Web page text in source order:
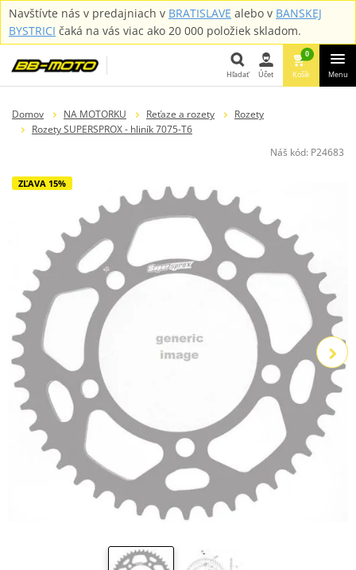
Navštívte nás v predajniach v BRATISLAVE alebo v BANSKEJ
BYSTRICI čaká na vás viac ako 20 000 položiek skladom.
Hľadať Účet
0
Košík Menu
Domov NA MOTORKU Reťaze a rozety
Rozety
Rozety SUPERSPROX - hliník 7075-T6
Náš kód: P24683
ZĽAVA 15%